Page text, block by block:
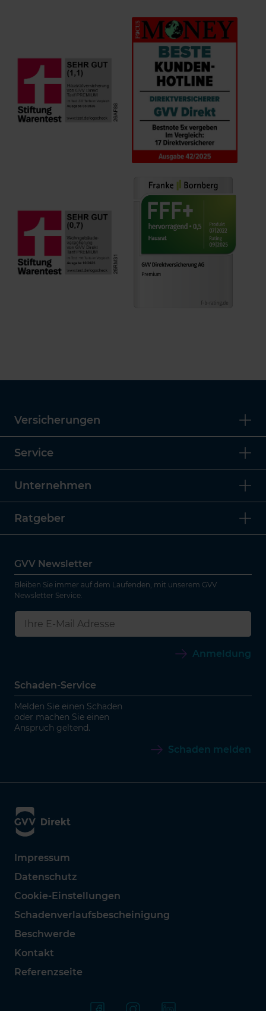
Versicherungen
Service
Unternehmen
Ratgeber
GVV Newsletter
Bleiben Sie immer auf dem Laufenden, mit unserem GVV
Newsletter Service.
Anmeldung
Schaden-Service
Melden Sie einen Schaden
oder machen Sie einen
Anspruch geltend.
Schaden melden
Impressum
Datenschutz
Cookie-Einstellungen
Schadenverlaufsbescheinigung
Beschwerde
Kontakt
Referenzseite